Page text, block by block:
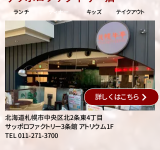
ランチ ​ディナー キッズ テイクアウト
詳しくはこちら
北海道札幌市中央区北2条東4丁目
サッポロファクトリー3条館 アトリウム1F
TEL011-271-3700